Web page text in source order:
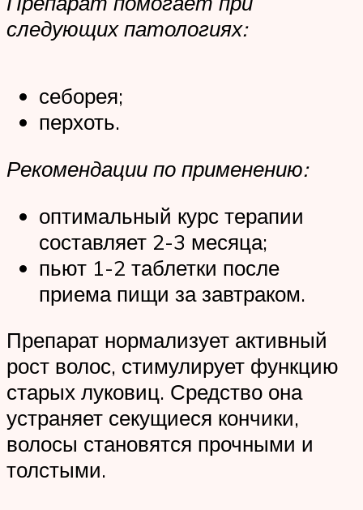
следующих патологиях:
себорея;
перхоть.
Рекомендации по применению:
оптимальный курс терапии
составляет 2-3 месяца;
пьют 1-2 таблетки после
приема пищи за завтраком.
Препарат нормализует активный
рост волос, стимулирует функцию
старых луковиц. Средство она
устраняет секущиеся кончики,
волосы становятся прочными и
толстыми.